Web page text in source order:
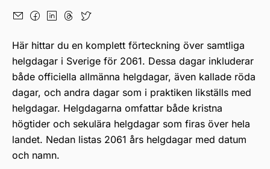
Här hittar du en komplett förteckning över samtliga
helgdagar i Sverige för 2061. Dessa dagar inkluderar
både officiella allmänna helgdagar, även kallade röda
dagar, och andra dagar som i praktiken likställs med
helgdagar. Helgdagarna omfattar både kristna
högtider och sekulära helgdagar som firas över hela
landet. Nedan listas 2061 års helgdagar med datum
och namn.